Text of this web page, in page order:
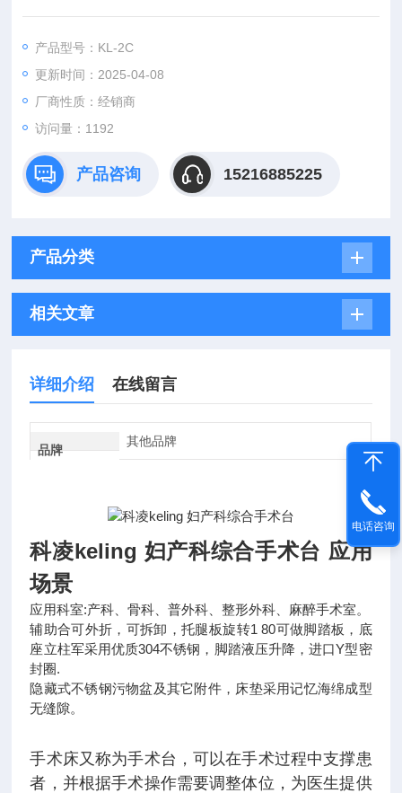
操作需要调整体位，为医生提供方便的手术环境应用科室:产科、
辅助合可外折，可拆卸，托腿板旋转1 80可做脚踏板，底座立柱
军采用优质304不锈钢，脚踏液压升降，进口Y型密封圈.
隐藏式不锈钢污物盆及其它附件，床垫采用记忆海绵成型无缝
隙。
产品型号：KL-2C
更新时间：2025-04-08
厂商性质：经销商
访问量：1192
产品咨询 15216885225
产品分类
相关文章
详细介绍 在线留言
品牌
其他品牌
科凌keling 妇产科综合手术台 应用
场景
应用科室:产科、骨科、普外科、整形外科、麻醉手术室。
辅助合可外折，可拆卸，托腿板旋转1 80可做脚踏板，底
座立柱军采用优质304不锈钢，脚踏液压升降，进口Y型密
封圈.
隐藏式不锈钢污物盆及其它附件，床垫采用记忆海绵成型
无缝隙。
手术床又称为手术台，可以在手术过程中支撑患
者，并根据手术操作需要调整体位，为医生提供
电话咨询